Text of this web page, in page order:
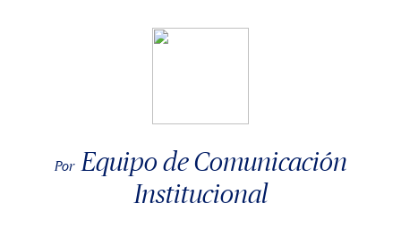
Por Equipo de Comunicación
Institucional